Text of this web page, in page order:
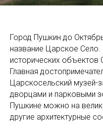
Город Пушкин до
название Царское Село.
исторических
Главная
Царскосельский музей-
дворцами и парковыми
Пушкине можно на
другие архитектурные